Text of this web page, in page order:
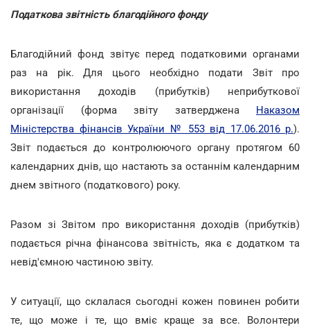
Податкова звітність благодійного фонду
Благодійний фонд звітує перед податковими органами
раз на рік. Для цього необхідно подати Звіт про
використання доходів (прибутків) неприбуткової
організації (форма звіту затверджена Наказом
Міністерства фінансів України № 553 від 17.06.2016 р.).
Звіт подається до контролюючого органу протягом 60
календарних днів, що настають за останнім календарним
днем звітного (податкового) року.
Разом зі Звітом про використання доходів (прибутків)
подається річна фінансова звітність, яка є додатком та
невід'ємною частиною звіту.
У ситуації, що склалася сьогодні кожен повинен робити
те, що може і те, що вміє краще за все. Волонтери